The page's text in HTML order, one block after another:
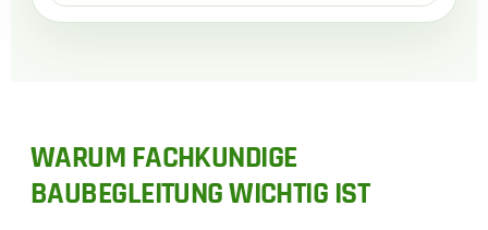
WARUM FACHKUNDIGE
BAUBEGLEITUNG WICHTIG IST